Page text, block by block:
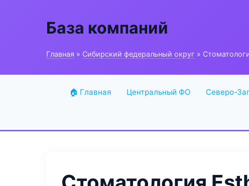
База компаний
Главная » Сибирский федеральный округ »
🏠 Главная Центральный ФО Северо-